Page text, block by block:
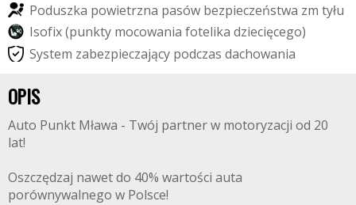
Poduszka powietrzna pasów bezpieczeństwa zm tyłu
Isofix(punkty mocowania fotelika dziecięcego)
System zabezpieczający podczas dachowania
OPIS
Auto Punkt Mława - Twój partner w motoryzacji od 20
lat!
Oszczędzaj nawet do 40% wartości auta
porównywalnego w Polsce!